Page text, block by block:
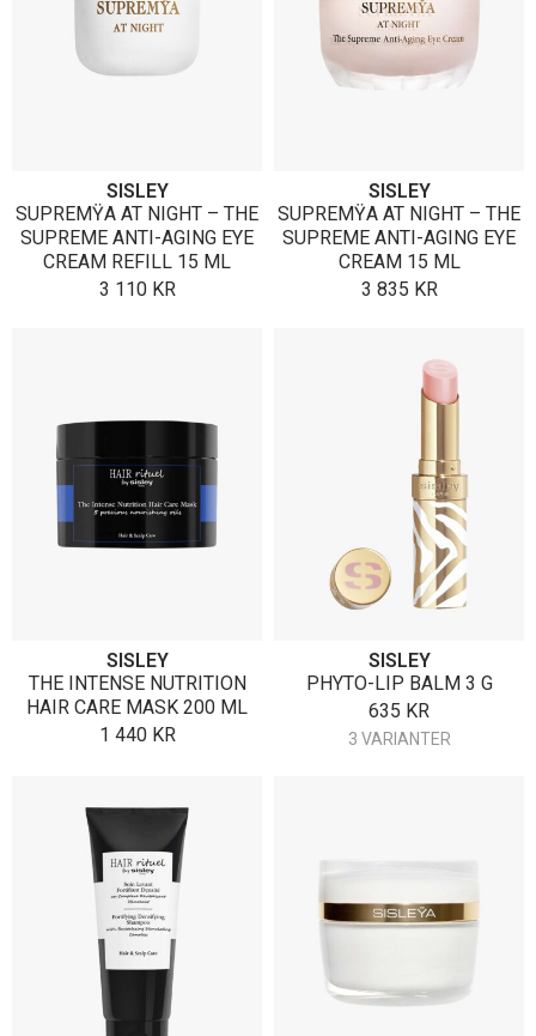
SISLEY
SUPREMŸA AT NIGHT – THE
SUPREME ANTI-AGING EYE
CREAM REFILL 15 ML
3 110 KR
SISLEY
SUPREMŸA AT NIGHT – THE
SUPREME ANTI-AGING EYE
CREAM 15 ML
3 835 KR
SISLEY
THE INTENSE NUTRITION
HAIR CARE MASK 200 ML
1 440 KR
SISLEY
PHYTO-LIP BALM 3 G
635 KR
3 VARIANTER